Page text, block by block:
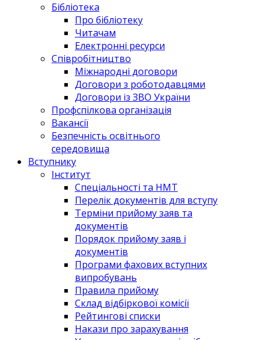
Бібліотека
Про бібліотеку
Читачам
Електронні ресурси
Співробітництво
Міжнародні договори
Договори з роботодавцями
Договори із ЗВО України
Профспілкова організація
Вакансії
Безпечність освітнього
середовища
Вступнику
Інститут
Спеціальності та НМТ
Перелік документів для вступу
Терміни прийому заяв та
документів
Порядок прийому заяв і
документів
Програми фахових вступних
випробувань
Правила прийому
Склад відбіркової комісії
Рейтингові списки
Накази про зарахування